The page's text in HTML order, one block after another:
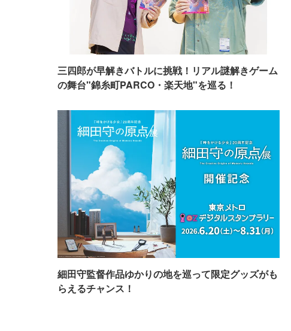
三四郎が早解きバトルに挑戦！リアル謎解きゲーム
の舞台"錦糸町PARCO・楽天地"を巡る！
細田守監督作品ゆかりの地を巡って限定グッズがも
らえるチャンス！